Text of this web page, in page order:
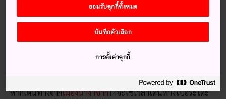
การเผาทุ่งหญ้าแห่งทางเดินคาวาจิ
ปลาลิ้นหมาฮิระโดะ อาหารขึ้นชื่อท้องถิ่น
หากเดินทางจากเมืองนางาซากิ
จะใช้เวลาเดินทางไปฮิระโดะ
ยอมรับคุกกี้ทั้งหมด
บันทึกตัวเลือก
การตั้งค่าคุกกี้